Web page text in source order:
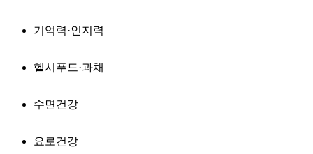
기억력·인지력
헬시푸드·과채
수면건강
요로건강